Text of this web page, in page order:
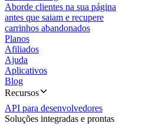
Aborde clientes na sua página
antes que saiam e recupere
carrinhos abandonados
Planos
Afiliados
Ajuda
Aplicativos
Blog
Recursos
API para desenvolvedores
Soluções integradas e prontas